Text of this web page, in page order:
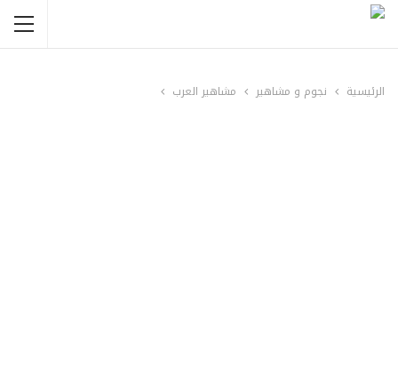
الرئيسية نجوم و مشاهير مشاهير العرب